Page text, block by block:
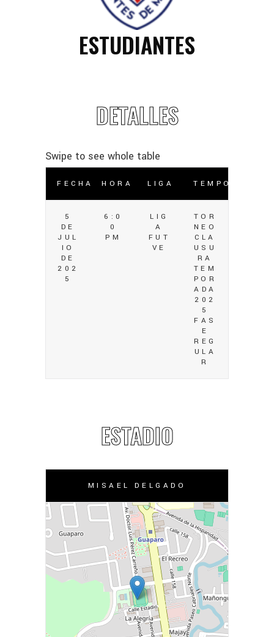
ESTUDIANTES
DETALLES
FECHA HORA LIGA TEMPORADA
5
DE
JUL
IO
DE
202
5
6:0
0
PM
LIG
A
FUT
VE
TOR
NEO
CLA
USU
RA
TEM
POR
ADA
202
5
FAS
E
REG
ULA
R
ESTADIO
MISAEL DELGADO